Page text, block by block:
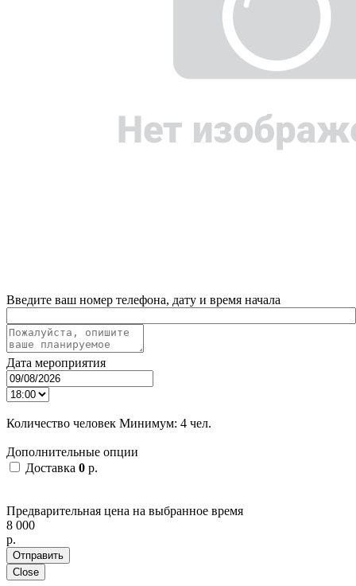
Введите ваш номер телефона, дату и время начала
Дата мероприятия
Количество человек Минимум: 4 чел.
Дополнительные опции
Доставка 0 p.
Предварительная цена на выбранное время
8 000
p.
Отправить
Close